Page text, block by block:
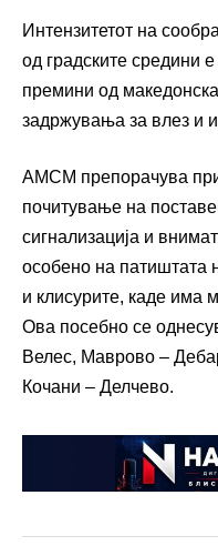
Интензитетот на
од градските средини
премини од
задржувања за влез и
АМСМ препорачува
почитување на
сигнализација и
особено на патиштата
и клисурите, каде има
Ова посебно се
Велес, Маврово –
Кочани – Делчево.